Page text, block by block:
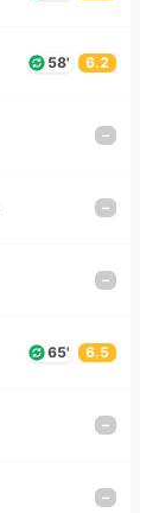
58' 6.2
–
–
–
65' 6.5
–
–